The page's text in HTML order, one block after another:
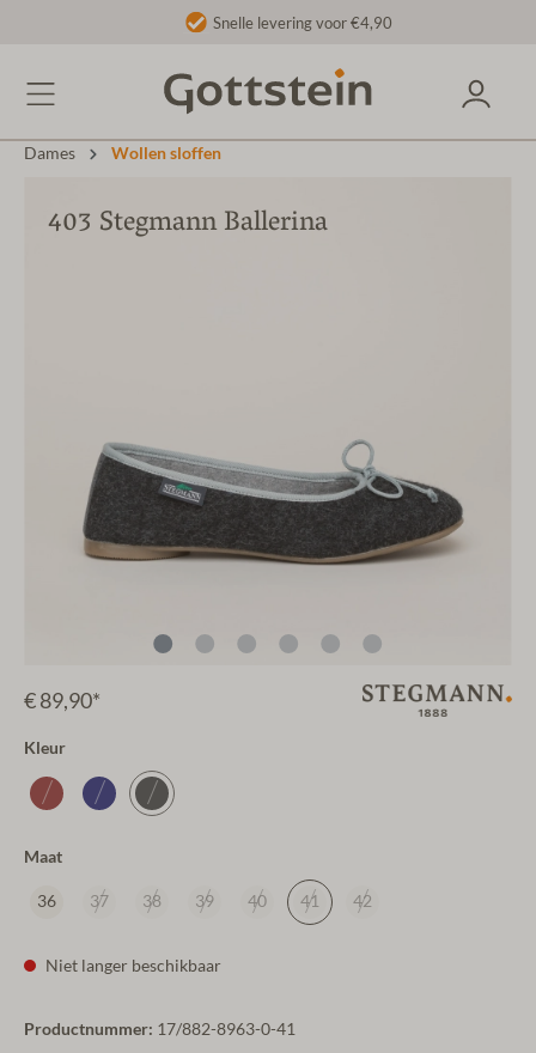
Snelle levering voor €4,90
Dames Wollen sloffen
403 Stegmann Ballerina
€ 89,90*
Kleur
Maat
36 37 38 39 40 41 42
Niet langer beschikbaar
Productnummer: 17/882-8963-0-41